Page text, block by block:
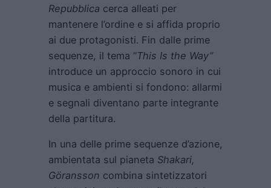
Repubblica cerca alleati per
mantenere l’ordine e si affida proprio
ai due protagonisti. Fin dalle prime
sequenze, il tema “This Is the Way”
introduce un approccio sonoro in cui
musica e ambienti si fondono: allarmi
e segnali diventano parte integrante
della partitura.
In una delle prime sequenze d’azione,
ambientata sul pianeta Shakari,
Göransson combina sintetizzatori